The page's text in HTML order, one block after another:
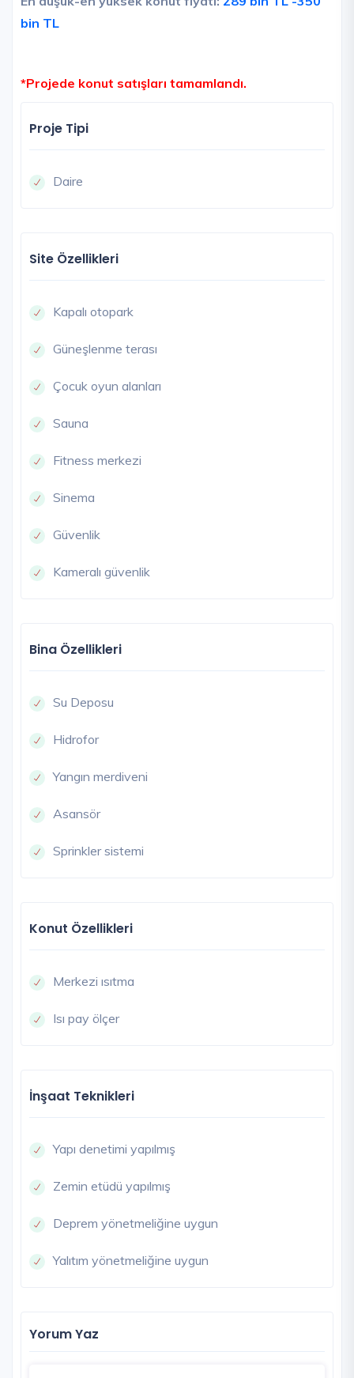
bin TL
*Projede konut satışları tamamlandı.
Proje Tipi
Daire
Site Özellikleri
Kapalı otopark
Güneşlenme terası
Çocuk oyun alanları
Sauna
Fitness merkezi
Sinema
Güvenlik
Kameralı güvenlik
Bina Özellikleri
Su Deposu
Hidrofor
Yangın merdiveni
Asansör
Sprinkler sistemi
Konut Özellikleri
Merkezi ısıtma
Isı pay ölçer
İnşaat Teknikleri
Yapı denetimi yapılmış
Zemin etüdü yapılmış
Deprem yönetmeliğine uygun
Yalıtım yönetmeliğine uygun
Yorum Yaz